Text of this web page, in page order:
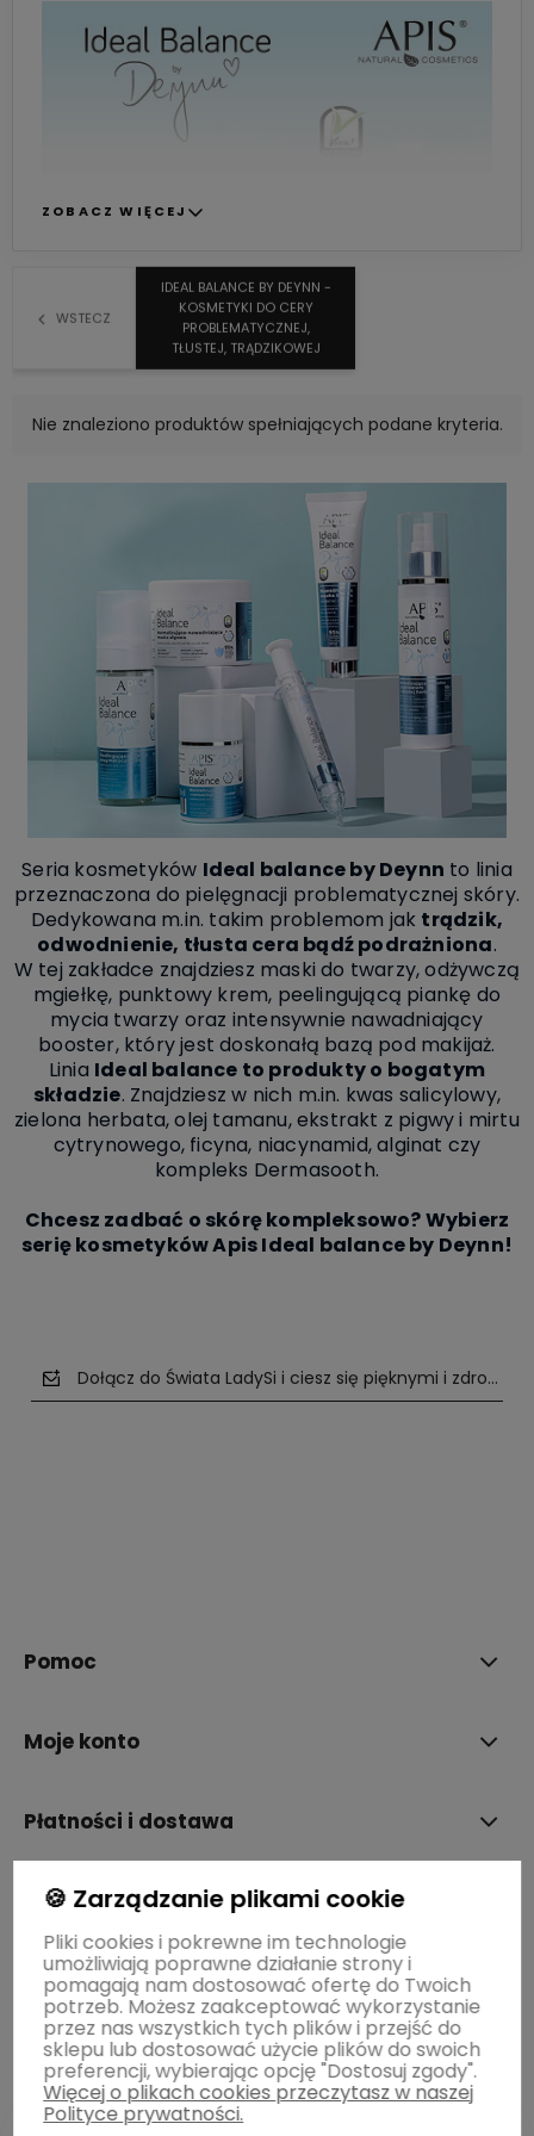
ZOBACZ WIĘCEJ
WSTECZ
IDEAL BALANCE BY DEYNN -
KOSMETYKI DO CERY
PROBLEMATYCZNEJ,
TŁUSTEJ, TRĄDZIKOWEJ
Nie znaleziono produktów spełniających podane kryteria.
Seria kosmetyków Ideal balance by Deynn to linia
przeznaczona do pielęgnacji problematycznej skóry.
Dedykowana m.in. takim problemom jak trądzik,
odwodnienie, tłusta cera bądź podrażniona.
W tej zakładce znajdziesz maski do twarzy, odżywczą
mgiełkę, punktowy krem, peelingującą piankę do
mycia twarzy oraz intensywnie nawadniający
booster, który jest doskonałą bazą pod makijaż.
Linia Ideal balance to produkty o bogatym
składzie. Znajdziesz w nich m.in. kwas salicylowy,
zielona herbata, olej tamanu, ekstrakt z pigwy i mirtu
cytrynowego, ficyna, niacynamid, alginat czy
kompleks Dermasooth.
Chcesz zadbać o skórę kompleksowo? Wybierz
serię kosmetyków Apis Ideal balance by Deynn!
Dołącz do Świata LadySi i ciesz się pięknymi i
Pomoc
Moje konto
Płatności i dostawa
Informacje
O nas
🍪 Zarządzanie plikami cookie
Pliki cookies i pokrewne im technologie
umożliwiają poprawne działanie strony i
pomagają nam dostosować ofertę do Twoich
potrzeb. Możesz zaakceptować wykorzystanie
przez nas wszystkich tych plików i przejść do
sklepu lub dostosować użycie plików do swoich
preferencji, wybierając opcję "Dostosuj zgody".
Więcej o plikach cookies przeczytasz w naszej
Polityce prywatności.